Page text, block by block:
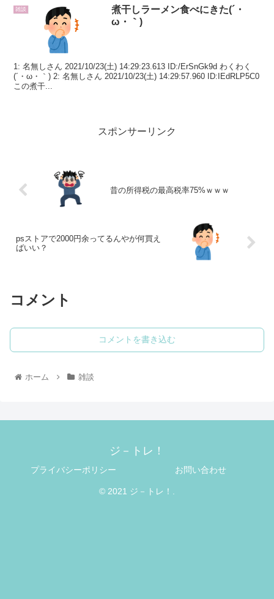
雑談
煮干しラーメン食べにきた(´・
ω・｀)
1: 名無しさん 2021/10/23(土) 14:29:23.613 ID:/ErSnGk9d わくわく
(´・ω・｀) 2: 名無しさん 2021/10/23(土) 14:29:57.960 ID:IEdRLP5C0
この煮干...
スポンサーリンク
昔の所得税の最高税率75%ｗｗｗ
psストアで2000円余ってるんやが何買え
ばいい？
コメント
コメントを書き込む
ホーム 雑談
ジ－トレ！
プライバシーポリシー お問い合わせ
© 2021 ジ－トレ！.